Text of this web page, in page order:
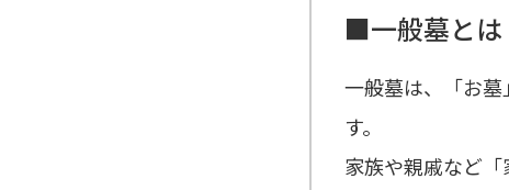
■一般墓とは
一般墓は、「お
す。
家族や親戚など